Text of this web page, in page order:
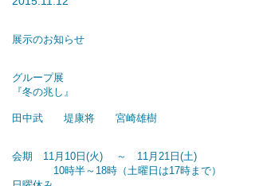
展示のお知らせ
グループ展
『冬の兆し』
田中武 堤康将 宮崎雄樹
会期 11月10日(火) ～ 11月21日(土)
10時半～18時（土曜日は17時まで）